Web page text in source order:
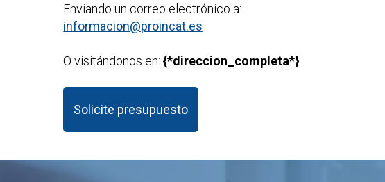
Enviando un correo electrónico a:
informacion@proincat.es
O visitándonos en:{*direccion_completa*}
Solicite presupuesto